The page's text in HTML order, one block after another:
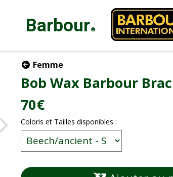
Barbour®
Femme
Bob Wax Barbour
70€
Coloris et Tailles disponibles :